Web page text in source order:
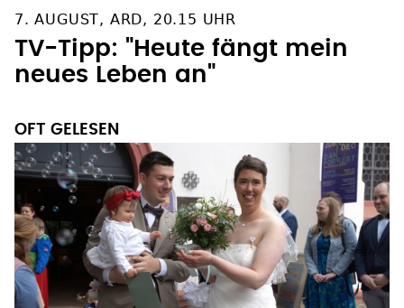
7. AUGUST, ARD, 20.15 UHR
TV-Tipp: "Heute fängt mein
neues Leben an"
OFT GELESEN